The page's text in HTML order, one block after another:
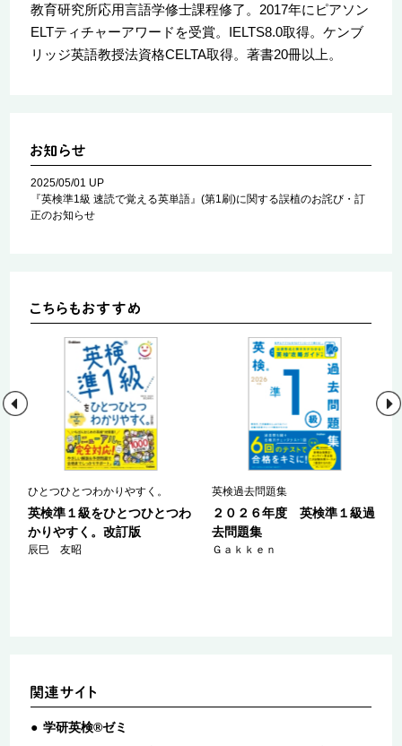
教育研究所応用言語学修士課程修了。2017年にピアソン
ELTティチャーアワードを受賞。IELTS8.0取得。ケンブ
リッジ英語教授法資格CELTA取得。著書20冊以上。
2025/05/01 UP
『英検準1級 速読で覚える英単語』(第1刷)に関する誤植のお詫び・訂
正のお知らせ
ひとつひとつわかりやすく。
英検準１級をひとつひとつわ
かりやすく。改訂版
辰巳 友昭
英検過去問題集
２０２６年度 英検準１級過
去問題集
Ｇａｋｋｅｎ
学研英検®ゼミ